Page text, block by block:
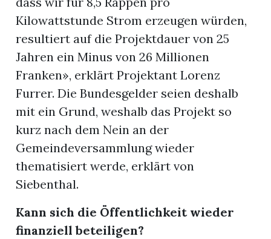
Kilowattstunde Strom erzeugen würden,
resultiert auf die Projektdauer von 25
Jahren ein Minus von 26 Millionen
Franken», erklärt Projektant Lorenz
Furrer. Die Bundesgelder seien deshalb
mit ein Grund, weshalb das Projekt so
kurz nach dem Nein an der
Gemeindeversammlung wieder
thematisiert werde, erklärt von
Siebenthal.
Kann sich die Öffentlichkeit wieder
finanziell beteiligen?